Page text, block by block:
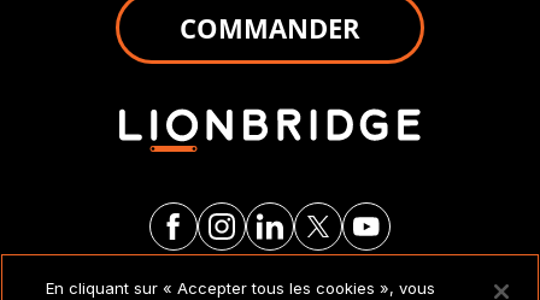
COMMANDER
En cliquant sur « Accepter tous les cookies », vous